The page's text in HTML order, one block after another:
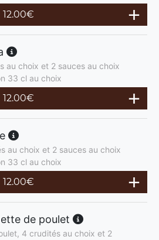
12.00€
au choix et 2 sauces au choix
33 cl au choix
12.00€
au choix et 2 sauces au choix
33 cl au choix
12.00€
de poulet
4 crudités au choix et 2